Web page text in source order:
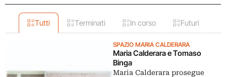
Tutti Terminati In corso Futuri
SPAZIO MARIA CALDERARA
Maria Calderara e Tomaso
Binga
Maria Calderara prosegue